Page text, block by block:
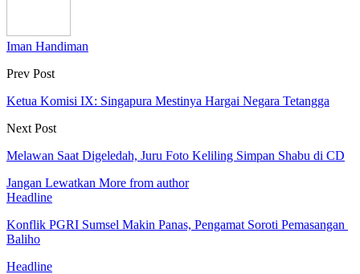
Iman Handiman
Prev Post
Ketua Komisi IX: Singapura Mestinya Hargai Negara Tetangga
Next Post
Melawan Saat Digeledah, Juru Foto Keliling Simpan Shabu di CD
Jangan Lewatkan More from author
Headline
Konflik PGRI Sumsel Makin Panas, Pengamat Soroti Pemasangan
Baliho
Headline